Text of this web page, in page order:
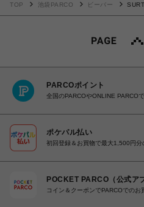
TOP 池袋PARCO ビーバー
PARCOポイント
全国のPARCOやONLINE PARCO
ポケパル払い
初回登録＆お買物で最大1,500円分
POCKET PARCO（公式ア
コイン＆クーポンでPARCOでのお